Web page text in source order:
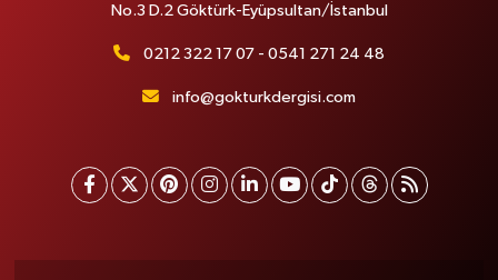
No.3 D.2 Göktürk-Eyüpsultan/İstanbul
0212 322 17 07 - 0541 271 24 48
info@gokturkdergisi.com